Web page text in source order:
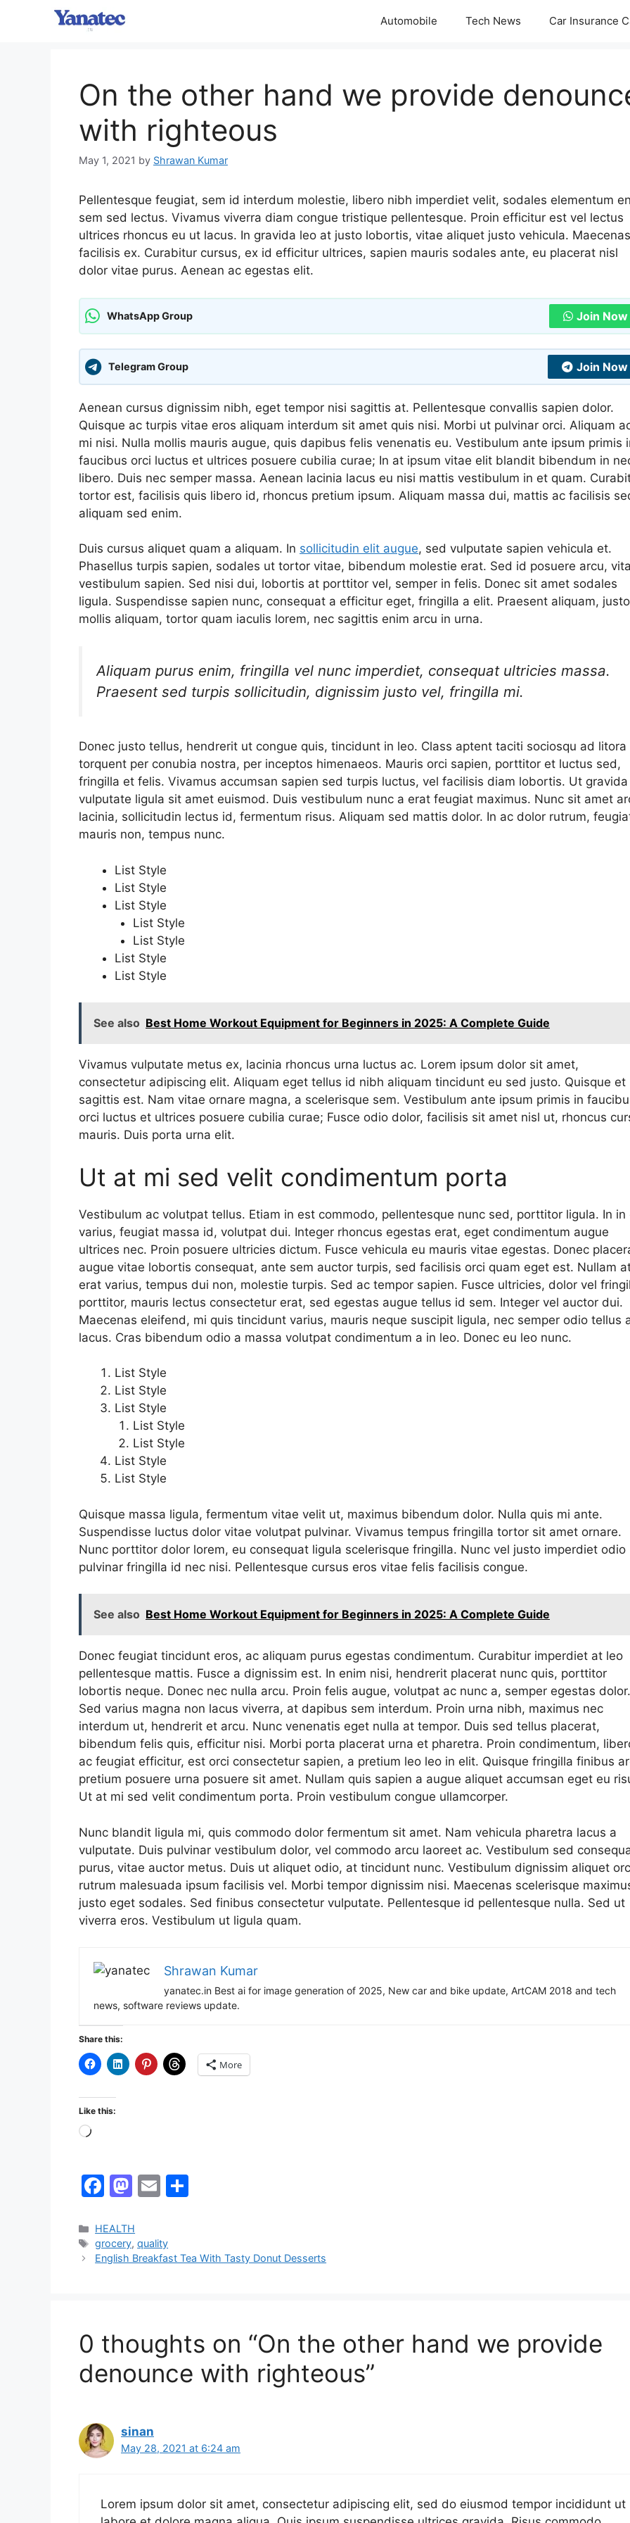
Automobile Tech News Car Insurance
On the other hand we provide
with righteous
May 1, 2021 by Shrawan Kumar
Pellentesque feugiat, sem id interdum molestie, libero nibh imperdiet velit, sodales elementum
sem sed lectus. Vivamus viverra diam congue tristique pellentesque. Proin efficitur est vel lectus
ultrices rhoncus eu ut lacus. In gravida leo at justo lobortis, vitae aliquet justo vehicula.
facilisis ex. Curabitur cursus, ex id efficitur ultrices, sapien mauris sodales ante, eu placerat nisl
dolor vitae purus. Aenean ac egestas elit.
WhatsApp Group Join Now
Telegram Group Join Now
Aenean cursus dignissim nibh, eget tempor nisi sagittis at. Pellentesque convallis sapien dolor.
Quisque ac turpis vitae eros aliquam interdum sit amet quis nisi. Morbi ut pulvinar orci. Aliquam
mi nisi. Nulla mollis mauris augue, quis dapibus felis venenatis eu. Vestibulum ante ipsum primis
faucibus orci luctus et ultrices posuere cubilia curae; In at ipsum vitae elit blandit bibendum in
libero. Duis nec semper massa. Aenean lacinia lacus eu nisi mattis vestibulum in et quam.
tortor est, facilisis quis libero id, rhoncus pretium ipsum. Aliquam massa dui, mattis ac facilisis
aliquam sed enim.
Duis cursus aliquet quam a aliquam. In sollicitudin elit augue, sed vulputate sapien vehicula et.
Phasellus turpis sapien, sodales ut tortor vitae, bibendum molestie erat. Sed id posuere arcu,
vestibulum sapien. Sed nisi dui, lobortis at porttitor vel, semper in felis. Donec sit amet sodales
ligula. Suspendisse sapien nunc, consequat a efficitur eget, fringilla a elit. Praesent aliquam,
mollis aliquam, tortor quam iaculis lorem, nec sagittis enim arcu in urna.
Aliquam purus enim, fringilla vel nunc imperdiet, consequat ultricies massa.
Praesent sed turpis sollicitudin, dignissim justo vel, fringilla mi.
Donec justo tellus, hendrerit ut congue quis, tincidunt in leo. Class aptent taciti sociosqu ad litora
torquent per conubia nostra, per inceptos himenaeos. Mauris orci sapien, porttitor et luctus sed,
fringilla et felis. Vivamus accumsan sapien sed turpis luctus, vel facilisis diam lobortis. Ut gravida
vulputate ligula sit amet euismod. Duis vestibulum nunc a erat feugiat maximus. Nunc sit amet
lacinia, sollicitudin lectus id, fermentum risus. Aliquam sed mattis dolor. In ac dolor rutrum,
mauris non, tempus nunc.
List Style
List Style
List Style
List Style
List Style
List Style
List Style
See also Best Home Workout Equipment for Beginners in 2025: A Complete Guide
Vivamus vulputate metus ex, lacinia rhoncus urna luctus ac. Lorem ipsum dolor sit amet,
consectetur adipiscing elit. Aliquam eget tellus id nibh aliquam tincidunt eu sed justo. Quisque et
sagittis est. Nam vitae ornare magna, a scelerisque sem. Vestibulum ante ipsum primis in
orci luctus et ultrices posuere cubilia curae; Fusce odio dolor, facilisis sit amet nisl ut, rhoncus
mauris. Duis porta urna elit.
Ut at mi sed velit condimentum porta
Vestibulum ac volutpat tellus. Etiam in est commodo, pellentesque nunc sed, porttitor ligula. In in
varius, feugiat massa id, volutpat dui. Integer rhoncus egestas erat, eget condimentum augue
ultrices nec. Proin posuere ultricies dictum. Fusce vehicula eu mauris vitae egestas. Donec
augue vitae lobortis consequat, ante sem auctor turpis, sed facilisis orci quam eget est. Nullam
erat varius, tempus dui non, molestie turpis. Sed ac tempor sapien. Fusce ultricies, dolor vel
porttitor, mauris lectus consectetur erat, sed egestas augue tellus id sem. Integer vel auctor dui.
Maecenas eleifend, mi quis tincidunt varius, mauris neque suscipit ligula, nec semper odio tellus
lacus. Cras bibendum odio a massa volutpat condimentum a in leo. Donec eu leo nunc.
List Style
List Style
List Style
List Style
List Style
List Style
List Style
Quisque massa ligula, fermentum vitae velit ut, maximus bibendum dolor. Nulla quis mi ante.
Suspendisse luctus dolor vitae volutpat pulvinar. Vivamus tempus fringilla tortor sit amet ornare.
Nunc porttitor dolor lorem, eu consequat ligula scelerisque fringilla. Nunc vel justo imperdiet odio
pulvinar fringilla id nec nisi. Pellentesque cursus eros vitae felis facilisis congue.
See also Best Home Workout Equipment for Beginners in 2025: A Complete Guide
Donec feugiat tincidunt eros, ac aliquam purus egestas condimentum. Curabitur imperdiet at leo
pellentesque mattis. Fusce a dignissim est. In enim nisi, hendrerit placerat nunc quis, porttitor
lobortis neque. Donec nec nulla arcu. Proin felis augue, volutpat ac nunc a, semper egestas dolor.
Sed varius magna non lacus viverra, at dapibus sem interdum. Proin urna nibh, maximus nec
interdum ut, hendrerit et arcu. Nunc venenatis eget nulla at tempor. Duis sed tellus placerat,
bibendum felis quis, efficitur nisi. Morbi porta placerat urna et pharetra. Proin condimentum,
ac feugiat efficitur, est orci consectetur sapien, a pretium leo leo in elit. Quisque fringilla finibus
pretium posuere urna posuere sit amet. Nullam quis sapien a augue aliquet accumsan eget eu
Ut at mi sed velit condimentum porta. Proin vestibulum congue ullamcorper.
Nunc blandit ligula mi, quis commodo dolor fermentum sit amet. Nam vehicula pharetra lacus a
vulputate. Duis pulvinar vestibulum dolor, vel commodo arcu laoreet ac. Vestibulum sed
purus, vitae auctor metus. Duis ut aliquet odio, at tincidunt nunc. Vestibulum dignissim aliquet
rutrum malesuada ipsum facilisis vel. Morbi tempor dignissim nisi. Maecenas scelerisque
justo eget sodales. Sed finibus consectetur vulputate. Pellentesque id pellentesque nulla. Sed ut
viverra eros. Vestibulum ut ligula quam.
Shrawan Kumar
yanatec.in Best ai for image generation of 2025, New car and bike update, ArtCAM 2018 and tech
news, software reviews update.
Share this:
More
Like this:
Loading…
F
c
e
k
M
st
o
E
l
e
Categories
HEALTH
Tags
grocery,quality
English Breakfast Tea With Tasty Donut Desserts
0 thoughts on “On the other hand we provide
denounce with righteous”
sinan
May 28, 2021 at 6:24 am
Lorem ipsum dolor sit amet, consectetur adipiscing elit, sed do eiusmod tempor incididunt ut